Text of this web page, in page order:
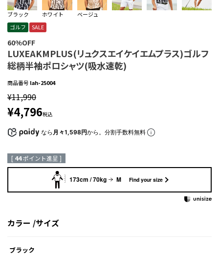
ブラック ホワイト
ベージュ
ゴルフ
SALE
60%OFF
LUXEAKMPLUS(リュクスエイケイエムプラス)ゴルフ
総柄半袖ポロシャツ(吸水速乾)
商品番号 lah-25004
¥11,990
¥4,796税込
なら 月々1,598円から。分割手数料無料
[ 44ポイント進呈 ]
173cm / 70kg M Find your size
カラー サイズ
ブラック